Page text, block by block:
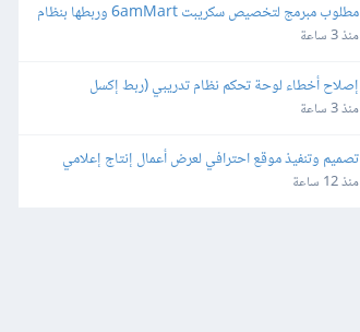
المحاسبة "دفترة" وبوابات الدفع في مصر
منذ 3 ساعة
وصلاحيات)
منذ 3 ساعة
تصميم وتنفيذ موقع احترافي لعرض أعمال إنتاج إعلامي
منذ 12 ساعة